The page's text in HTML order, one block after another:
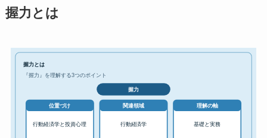
握力とは
握力とは
『握力』を理解する3つのポイント
握力
位置づけ
行動経済学と投資心理
関連領域
行動経済学
理解の軸
基礎と実務